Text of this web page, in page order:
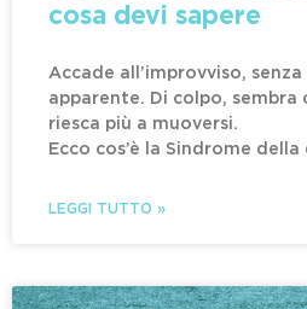
cosa devi sapere
Accade all’improvviso,
apparente. Di colpo, sembra
riesca più a muoversi.
Ecco cos’è la Sindrome
LEGGI TUTTO »